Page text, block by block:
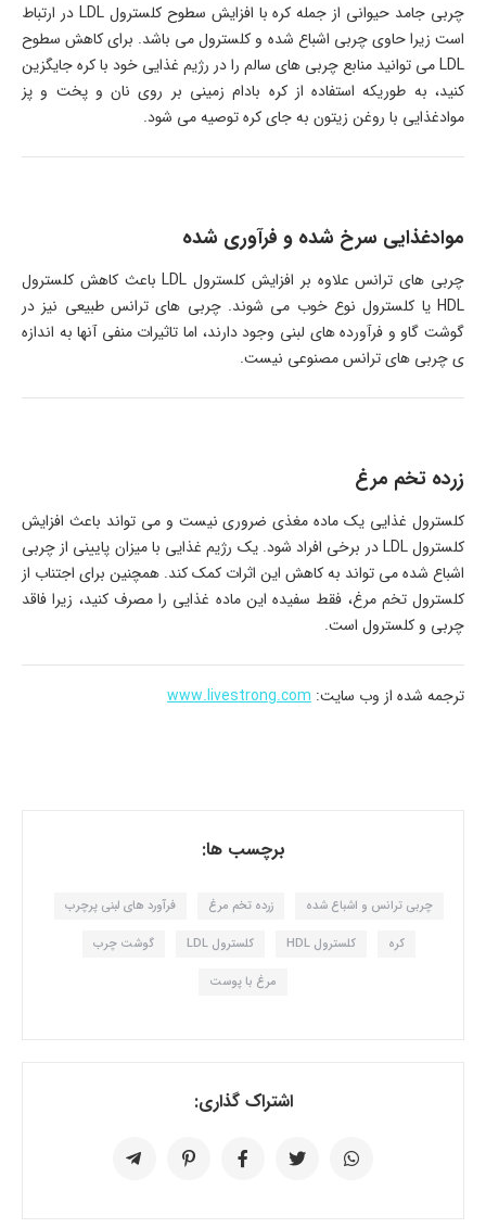
چربی جامد حیوانی از جمله کره با افزایش سطوح کلسترول LDL در ارتباط
است زیرا حاوی چربی اشباع شده و کلسترول می باشد. برای کاهش سطوح
LDL می توانید منابع چربی های سالم را در رژیم غذایی خود با کره جایگزین
کنید، به طوریکه استفاده از کره بادام زمینی بر روی نان و پخت و پز
موادغذایی با روغن زیتون به جای کره توصیه می شود.
موادغذایی سرخ شده و فرآوری شده
چربی های ترانس علاوه بر افزایش کلسترول LDL باعث کاهش کلسترول
HDL یا کلسترول نوع خوب می شوند. چربی های ترانس طبیعی نیز در
گوشت گاو و فرآورده های لبنی وجود دارند، اما تاثیرات منفی آنها به اندازه
ی چربی های ترانس مصنوعی نیست.
زرده تخم مرغ
کلسترول غذایی یک ماده مغذی ضروری نیست و می تواند باعث افزایش
کلسترول LDL در برخی افراد شود. یک رژیم غذایی با میزان پایینی از چربی
اشباع شده می تواند به کاهش این اثرات کمک کند. همچنین برای اجتناب از
کلسترول تخم مرغ، فقط سفیده این ماده غذایی را مصرف کنید، زیرا فاقد
چربی و کلسترول است.
ترجمه شده از وب سایت: www.livestrong.com
برچسب ها:
چربی ترانس و اشباع شده زرده تخم مرغ فرآورد های لبنی پرچرب
کره کلسترول HDL کلسترول LDL گوشت چرب
مرغ با پوست
اشتراک گذاری: